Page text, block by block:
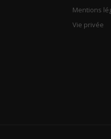
Mentions
Vie privée